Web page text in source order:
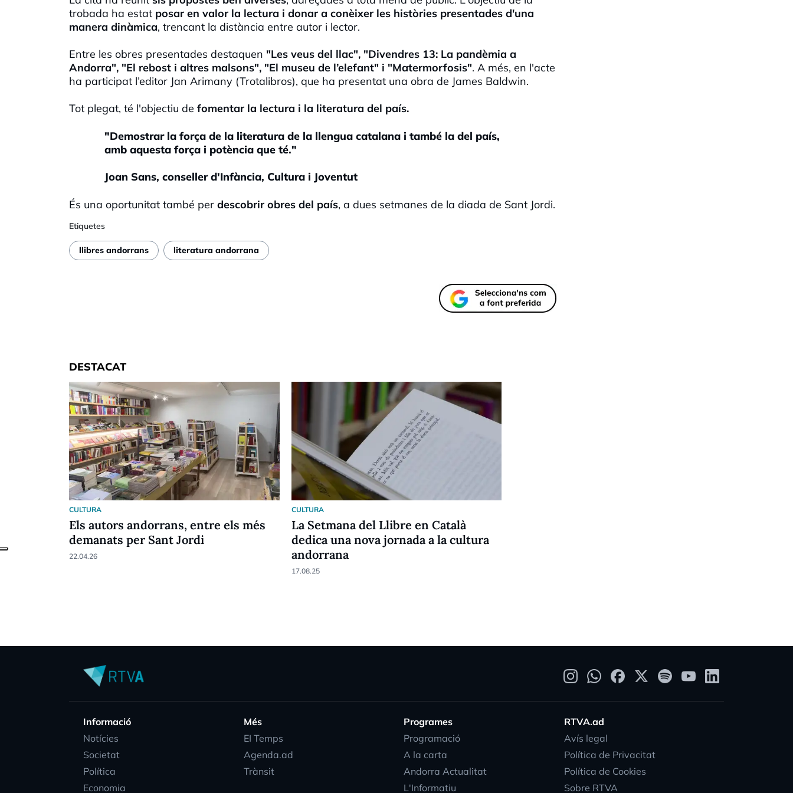
trobada ha estat posar en valor la lectura i donar a conèixer les històries presentades d'una
manera dinàmica, trencant la distància entre autor i lector.
Entre les obres presentades destaquen "Les veus del llac", "Divendres 13: La pandèmia a
Andorra", "El rebost i altres malsons", "El museu de l’elefant" i "Matermorfosis". A més, en l'acte
ha participat l’editor Jan Arimany (Trotalibros), que ha presentat una obra de James Baldwin.
Tot plegat, té l'objectiu de fomentar la lectura i la literatura del país.
"Demostrar la força de la literatura de la llengua catalana i també la del país,
amb aquesta força i potència que té."
Joan Sans, conseller d'Infància, Cultura i Joventut
És una oportunitat també per descobrir obres del país, a dues setmanes de la diada de Sant Jordi.
Etiquetes
llibres andorrans literatura andorrana
DESTACAT
CULTURA
Els autors andorrans, entre els més
demanats per Sant Jordi
22.04.26
CULTURA
La Setmana del Llibre en Català
dedica una nova jornada a la cultura
andorrana
17.08.25
Informació
Notícies
Societat
Política
Economia
Més
EI Temps
Agenda.ad
Trànsit
Programes
Programació
A la carta
Andorra Actualitat
L'Informatiu
RTVA.ad
Avís legal
Política de Privacitat
Política de Cookies
Sobre RTVA